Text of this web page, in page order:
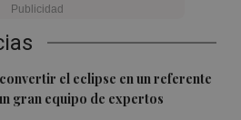
el eclipse en un referente
gran equipo de expertos